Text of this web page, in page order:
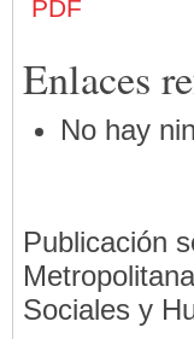
PDF
Enlaces
No hay
Publicación
Sociales y